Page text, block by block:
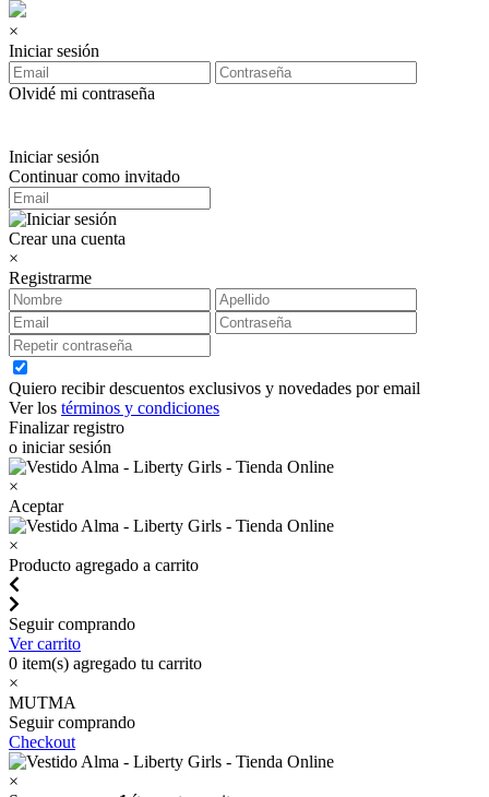
×
Iniciar sesión
Olvidé mi contraseña
Iniciar sesión
Continuar como invitado
Crear una cuenta
×
Registrarme
Quiero recibir descuentos exclusivos y novedades por email
Ver los términos y condiciones
Finalizar registro
o iniciar sesión
×
Aceptar
×
Producto agregado a carrito
Seguir comprando
Ver carrito
0 item(s) agregado tu carrito
×
MUTMA
Seguir comprando
Checkout
×